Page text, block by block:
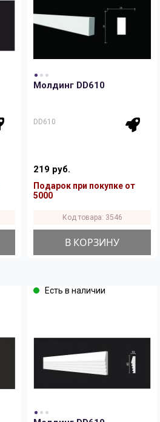
Молдинг DD610
DD610
219 руб.
Подарок при покупке от
5000
Код товара: 3546
В КОРЗИНУ
Есть в наличии